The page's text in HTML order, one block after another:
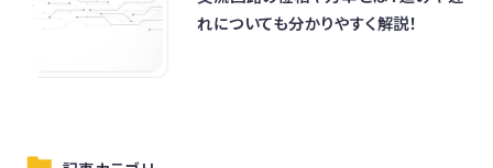
れについても分かりやすく解説！